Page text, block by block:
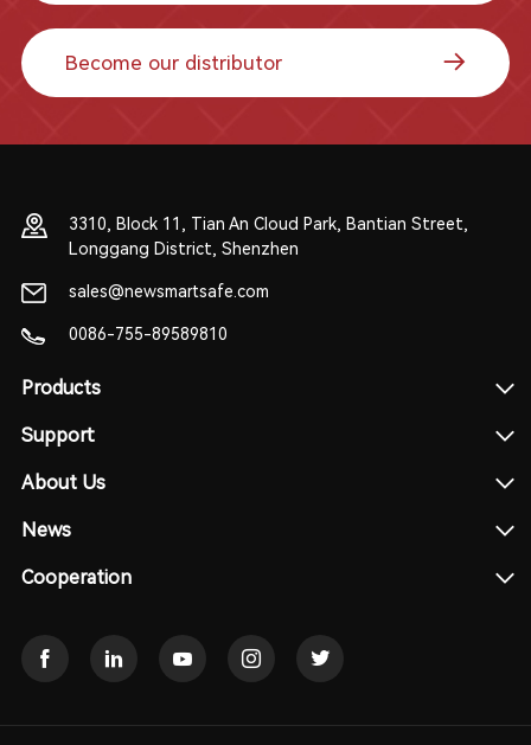
Become our distributor
3310, Block 11, Tian An Cloud Park, Bantian Street,
Longgang District, Shenzhen
sales@newsmartsafe.com
0086-755-89589810
Products
Support
About Us
News
Cooperation